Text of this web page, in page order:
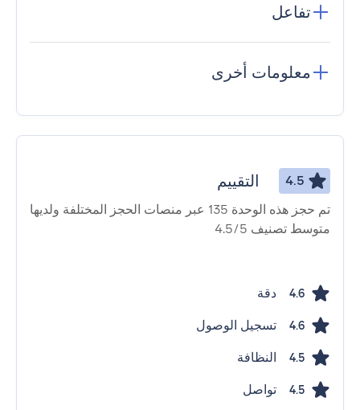
تفاعل
معلومات أخرى
4.5 التقييم
تم حجز هذه الوحدة 135 عبر منصات الحجز المختلفة ولديها
متوسط ​​تصنيف 4.5/5
4.6 دقة
4.6 تسجيل الوصول
4.5 النظافة
4.5 تواصل